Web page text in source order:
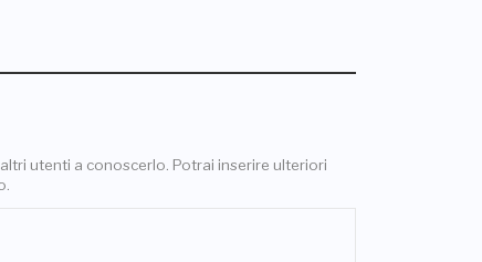
utenti a conoscerlo. Potrai inserire ulteriori